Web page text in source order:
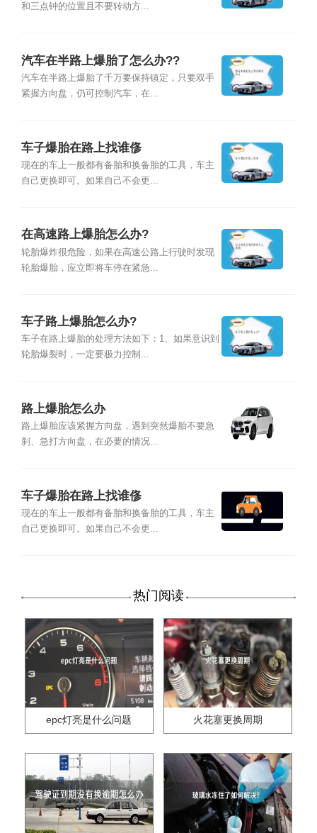
和三点钟的位置且不要转动方...
汽车在半路上爆胎了怎么办??
汽车在半路上爆胎了千万要保持镇定，只要双手
紧握方向盘，仍可控制汽车，在...
车子爆胎在路上找谁俢
现在的车上一般都有备胎和换备胎的工具，车主
自己更换即可。如果自己不会更...
在高速路上爆胎怎么办?
轮胎爆炸很危险，如果在高速公路上行驶时发现
轮胎爆胎，应立即将车停在紧急...
车子路上爆胎怎么办?
车子在路上爆胎的处理方法如下：1、如果意识到
轮胎爆裂时，一定要极力控制...
路上爆胎怎么办
路上爆胎应该紧握方向盘，遇到突然爆胎不要急
刹、急打方向盘，在必要的情况...
车子爆胎在路上找谁俢
现在的车上一般都有备胎和换备胎的工具，车主
自己更换即可。如果自己不会更...
热门阅读
epc灯亮是什么问题 火花塞更换周期